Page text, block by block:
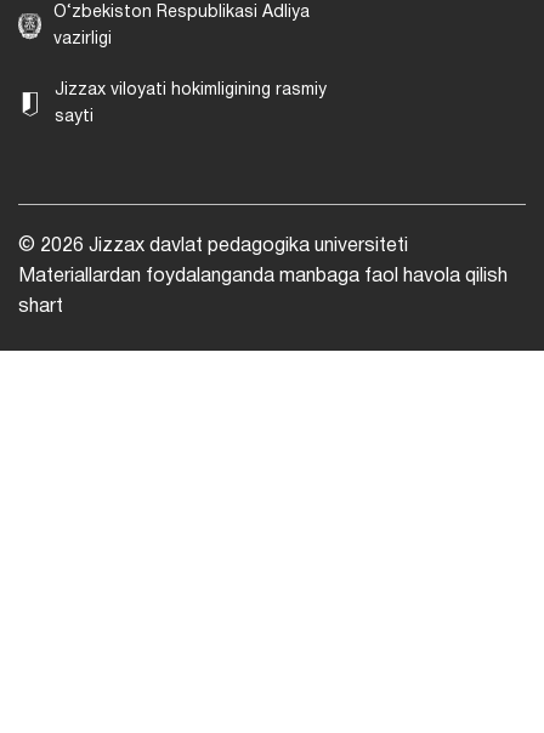
O‘zbekiston Respublikasi Adliya
vazirligi
Jizzax viloyati hokimligining rasmiy
sayti
© 2026 Jizzax davlat pedagogika universiteti
Materiallardan foydalanganda manbaga faol havola qilish
shart